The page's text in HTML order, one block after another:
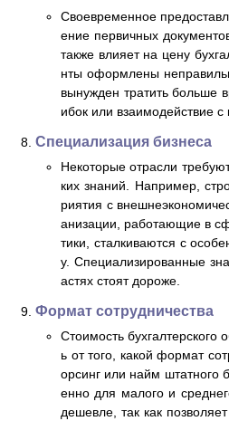
Своевременное
ение первичных
также влияет на цену
нты оформлены
вынужден тратить больше
ибок или взаимодействие с
Специализация бизнеса
Некоторые отрасли
ких знаний. Например,
риятия с
анизации, работающие в
тики, сталкиваются с
у. Специализированные
астях стоят дороже.
Формат сотрудничества
Стоимость бухгалтерского
ь от того, какой формат
орсинг или найм штатного
енно для малого и
дешевле, так как